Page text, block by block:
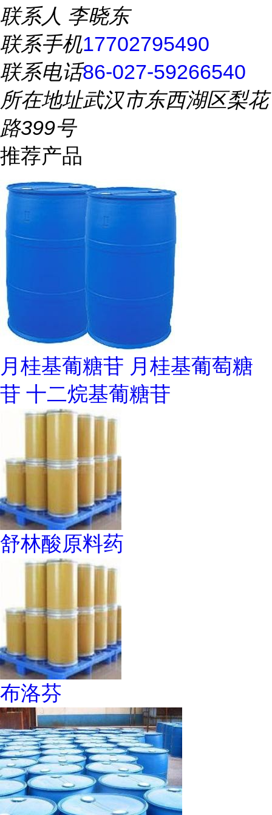
联系人 李晓东
联系手机17702795490
联系电话86-027-59266540
所在地址武汉市东西湖区梨花
路399号
推荐产品
月桂基葡糖苷 月桂基葡萄糖
苷 十二烷基葡糖苷
舒林酸原料药
布洛芬